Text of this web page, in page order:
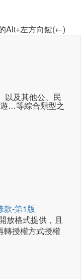
Alt+左方向鍵(←)
以及其他公、民
…等綜合類型之
款-第1版
放格式提供，且
轉授權方式授權